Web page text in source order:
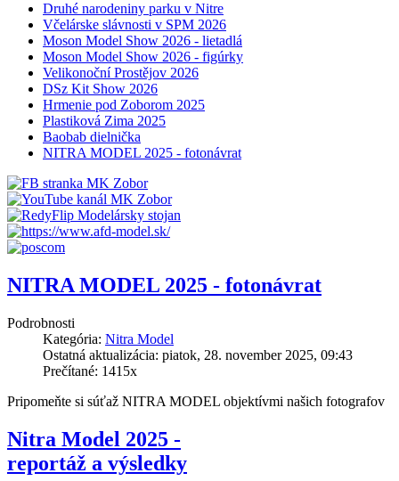
Druhé narodeniny parku v Nitre
Včelárske slávnosti v SPM 2026
Moson Model Show 2026 - lietadlá
Moson Model Show 2026 - figúrky
Velikonoční Prostějov 2026
DSz Kit Show 2026
Hrmenie pod Zoborom 2025
Plastiková Zima 2025
Baobab dielnička
NITRA MODEL 2025 - fotonávrat
NITRA MODEL 2025 - fotonávrat
Podrobnosti
Kategória: Nitra Model
Ostatná aktualizácia: piatok, 28. november 2025, 09:43
Prečítané: 1415x
Pripomeňte si súťaž NITRA MODEL objektívmi našich fotografov
Nitra Model 2025 -
reportáž a výsledky